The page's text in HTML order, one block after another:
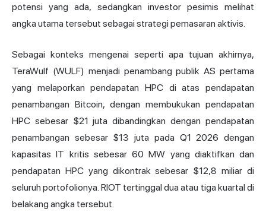
potensi yang ada, sedangkan investor pesimis melihat
angka utama tersebut sebagai strategi pemasaran aktivis.
Sebagai konteks mengenai seperti apa tujuan akhirnya,
TeraWulf (WULF) menjadi penambang publik AS pertama
yang melaporkan pendapatan HPC di atas pendapatan
penambangan Bitcoin, dengan membukukan pendapatan
HPC sebesar $21 juta dibandingkan dengan pendapatan
penambangan sebesar $13 juta pada Q1 2026 dengan
kapasitas IT kritis sebesar 60 MW yang diaktifkan dan
pendapatan HPC yang dikontrak sebesar $12,8 miliar di
seluruh portofolionya. RIOT tertinggal dua atau tiga kuartal di
belakang angka tersebut.